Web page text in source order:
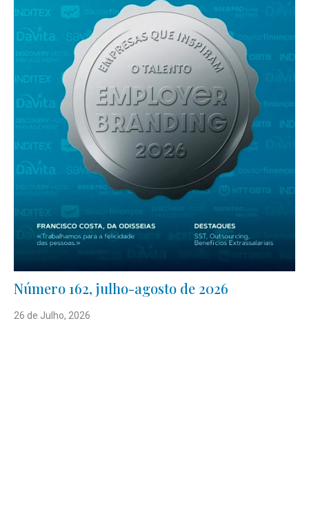
Número 162, julho-agosto de 2026
26 de Julho, 2026